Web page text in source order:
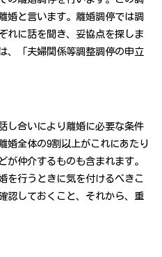
婚と言います。離婚調停では調
れに話を聞き、妥協点を探しま
、「夫婦関係等調整調停の申立
し合いにより離婚に必要な条件
婚全体の9割以上がこれにあたり
が仲介するものも含まれます。
を行うときに気を付けるべきこ
認しておくこと、それから、重